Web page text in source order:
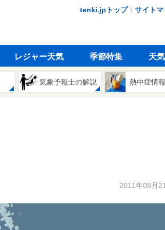
tenki.jpトップ｜ サイトマ
レジャー天気 季節特集 天
気象予報士の解説 熱中症情報
2011年08月